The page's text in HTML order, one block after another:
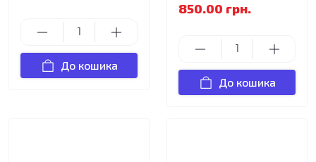
До кошика
850.00 грн.
До кошика